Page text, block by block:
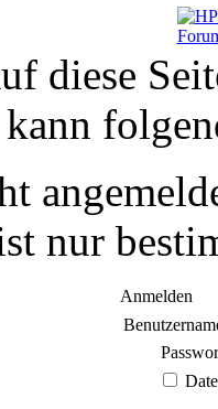
diese
kann
nur
Anmelden